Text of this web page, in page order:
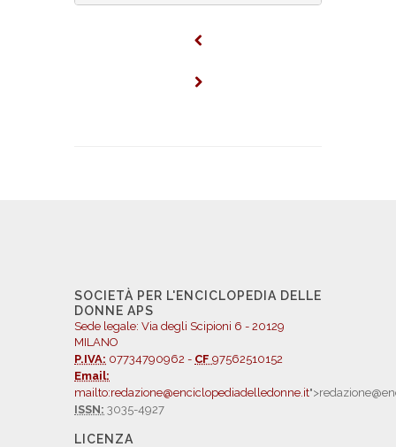
SOCIETÀ PER L'ENCICLOPEDIA DELLE
DONNE APS
Sede legale: Via degli Scipioni 6 - 20129
MILANO
P.IVA: 07734790962 - CF 97562510152
Email:
mailto:redazione@enciclopediadelledonne.it
ISSN: 3035-4927
LICENZA